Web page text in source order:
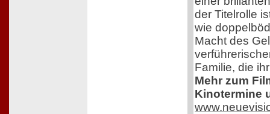
der Titelrolle
wie
Macht des
Familie, die
Mehr zum
Kinotermine